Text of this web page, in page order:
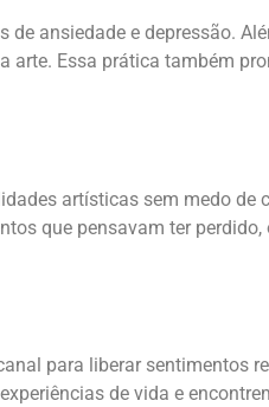
ansiedade e depressão.
arte. Essa prática também
artísticas sem medo de
que pensavam ter perdido,
para liberar sentimentos
de vida e